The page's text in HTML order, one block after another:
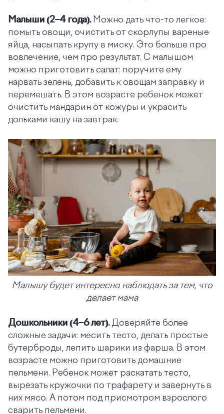
Малыши (2–4 года).Можно дать что-то легкое:
помыть овощи, очистить от скорлупы вареные
яйца, насыпать крупу в миску. Это больше про
вовлечение, чем про результат. С малышом
можно приготовить салат: поручите ему
нарвать зелень, добавить к овощам заправку и
перемешать. В этом возрасте ребенок может
очистить мандарин от кожуры и украсить
дольками кашу на завтрак.
Малышу будет интересно наблюдать за тем, что
делает мама
Дошкольники (4–6 лет).Доверяйте более
сложные задачи: месить тесто, делать простые
бутерброды, лепить шарики из фарша. В этом
возрасте можно приготовить домашние
пельмени. Ребенок может раскатать тесто,
вырезать кружочки по трафарету и завернуть в
них мясо. А потом под присмотром взрослого
сварить пельмени.